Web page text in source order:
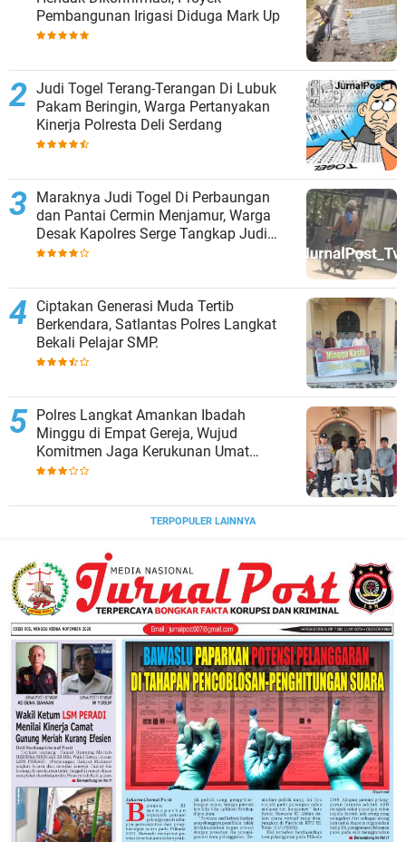
Pembangunan Irigasi Diduga Mark Up
Judi Togel Terang-Terangan Di Lubuk
Pakam Beringin, Warga Pertanyakan
Kinerja Polresta Deli Serdang
Maraknya Judi Togel Di Perbaungan
dan Pantai Cermin Menjamur, Warga
Desak Kapolres Serge Tangkap Judi
Togel
Ciptakan Generasi Muda Tertib
Berkendara, Satlantas Polres Langkat
Bekali Pelajar SMP.
Polres Langkat Amankan Ibadah
Minggu di Empat Gereja, Wujud
Komitmen Jaga Kerukunan Umat
Beragama.
TERPOPULER LAINNYA